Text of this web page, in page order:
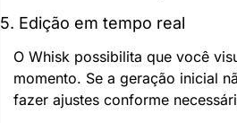
5. Edição em tempo real
O Whisk possibilita que você
momento. Se a geração inicial
fazer ajustes conforme